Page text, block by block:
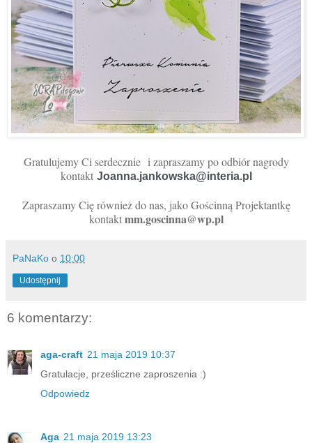
Gratulujemy Ci serdecznie i zapraszamy po odbiór nagrody
kontakt Joanna.jankowska@interia.pl
Zapraszamy Cię również do nas, jako Gościnną Projektantkę
kontaktmm.goscinna@wp.pl
PaNaKo o 10:00
Udostępnij
6 komentarzy:
aga-craft 21 maja 2019 10:37
Gratulacje, prześliczne zaproszenia :)
Odpowiedz
Aga 21 maja 2019 13:23